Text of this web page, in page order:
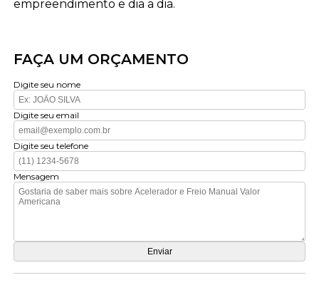
empreendimento e dia a dia.
FAÇA UM ORÇAMENTO
Digite seu nome
Digite seu email
Digite seu telefone
Mensagem